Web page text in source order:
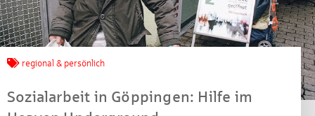
regional & persönlich
Sozialarbeit in Göppingen: Hilfe im
Jetzt mitmachen und
gewinnen!
Machen Sie mit bei unserem Gewinnspiel! Bis 31.